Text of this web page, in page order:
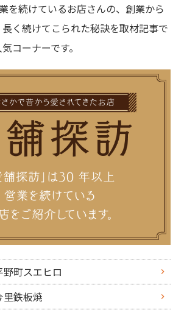
を続けているお店さんの、創業から
く続けてこられた秘訣を取材記事で
コーナーです。
町スエヒロ
鉄板焼